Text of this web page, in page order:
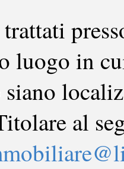
luogo in
siano
al